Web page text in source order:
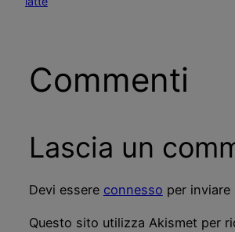
Commenti
Lascia un
Devi essere connesso per inviare
Questo sito utilizza Akismet per